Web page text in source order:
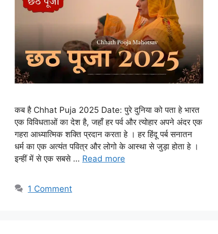
कब है Chhat Puja 2025 Date: पुरे दुनिया को पता हे भारत
एक विविधताओं का देश है, जहाँ हर पर्व और त्योहार अपने अंदर एक
गहरा आध्यात्मिक शक्ति प्रदान करता हे । हर हिंदू पर्ब सनातन
धर्म का एक अत्यंत पवित्र और लोगो के आस्था से जुड़ा होता हे ।
इन्हीं में से एक सबसे … Read more
1 Comment